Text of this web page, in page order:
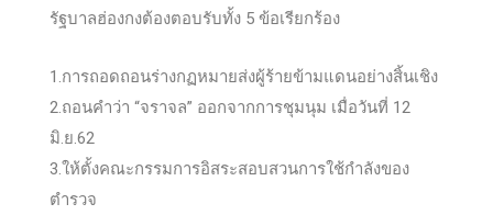
รัฐบาลฮ่องกงต้องตอบรับทั้ง 5 ข้อเรียกร้อง
1.การถอดถอนร่างกฏหมายส่งผู้ร้ายข้ามแดนอย่างสิ้นเชิง
2.ถอนคำว่า “จราจล” ออกจากการชุมนุม เมื่อวันที่ 12
มิ.ย.62
3.ให้ตั้งคณะกรรมการอิสระสอบสวนการใช้กำลังของ
ตำรวจ